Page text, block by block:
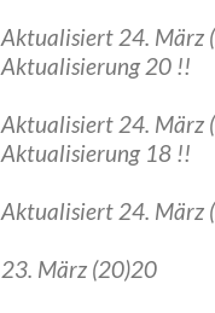
Aktualisiert 24. März
Aktualisierung 20 !!
Aktualisiert 24. März
Aktualisierung 18 !!
Aktualisiert 24. März
23. März (20)20